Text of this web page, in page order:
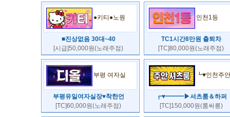
●키티●노원
■진상없음 30대~40
[시급]50,000원(노래주점)
인천1등
TC1시간8만원 출퇴차
[TC]80,000원(노래주점)
부평 여자실
부평유일여자실장♥착한언
[TC]60,000원(노래주점)
┗♥인천주안
┏♥━━━▶셔츠룸＆하퍼
[TC]150,000원(룸싸롱)